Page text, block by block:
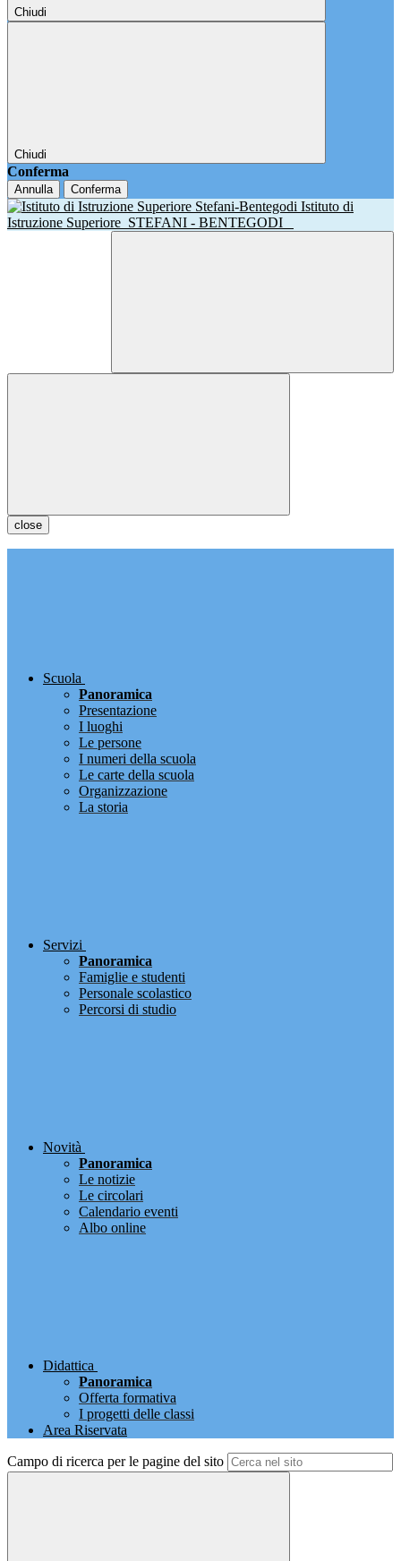
Chiudi
Chiudi
Conferma
Annulla Conferma
Istituto di
Istruzione Superiore STEFANI - BENTEGODI
close
Scuola
Panoramica
Presentazione
I luoghi
Le persone
I numeri della scuola
Le carte della scuola
Organizzazione
La storia
Servizi
Panoramica
Famiglie e studenti
Personale scolastico
Percorsi di studio
Novità
Panoramica
Le notizie
Le circolari
Calendario eventi
Albo online
Didattica
Panoramica
Offerta formativa
I progetti delle classi
Area Riservata
Campo di ricerca per le pagine del sito